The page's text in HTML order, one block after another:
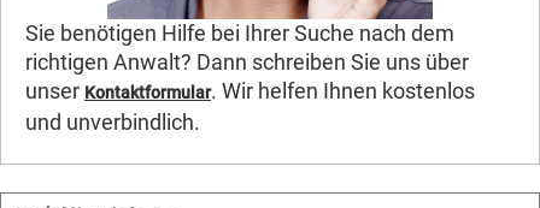
Sie benötigen Hilfe bei Ihrer Suche nach dem
richtigen Anwalt? Dann schreiben Sie uns über
unser Kontaktformular. Wir helfen Ihnen kostenlos
und unverbindlich.